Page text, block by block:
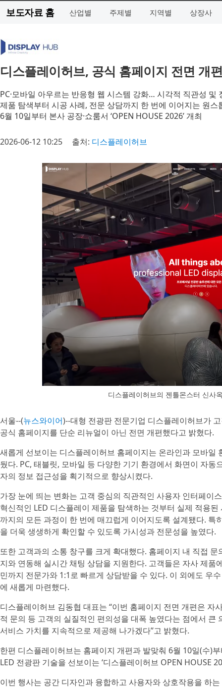
보도자료 홈 산업별 주제별 지역별 상장사
디스플레이허브, 공식 홈페이지 전면 개편
PC·모바일 아우르는 반응형 웹 시스템 강화… 시각적 직관성 및
제품 탐색부터 시공 사례, 전문 상담까지 한 번에 이어지는 원스
6월 10일부터 본사 공장·쇼룸서 ‘OPEN HOUSE 2026’ 개최
2026-06-12 10:25 출처: 디스플레이허브
디스플레이허브의 젠틀몬스터 신사
서울--(뉴스와이어)--대형 전광판 전문기업 디스플레이허브가
공식 홈페이지를 단순 리뉴얼이 아닌 전면 개편했다고 밝혔다.
새롭게 선보이는 디스플레이허브 홈페이지는 온라인과 모바일
뒀다. PC, 태블릿, 모바일 등 다양한 기기 환경에서 화면이 자
자의 정보 접근성을 획기적으로 향상시켰다.
가장 눈에 띄는 변화는 고객 중심의 직관적인 사용자 인터페이
혁신적인 LED 디스플레이 제품을 탐색하는 것부터 실제 적용
까지의 모든 과정이 한 번에 매끄럽게 이어지도록 설계됐다.
을 더욱 생생하게 확인할 수 있도록 가시성과 전문성을 높였다.
또한 고객과의 소통 창구를 크게 확대했다. 홈페이지 내 직접 문
지와 연동해 실시간 채팅 상담을 지원한다. 고객들은 자사 제품
민까지 전문가와 1:1로 빠르게 상담받을 수 있다. 이 외에도 우
에 새롭게 마련했다.
디스플레이허브 김동협 대표는 “이번 홈페이지 전면 개편은 자
적 문의 등 고객의 실질적인 편의성을 대폭 높였다는 점에서 큰
서비스 가치를 지속적으로 제공해 나가겠다”고 밝혔다.
한편 디스플레이허브는 홈페이지 개편과 발맞춰 6월 10일(수)
LED 전광판 기술을 선보이는 ‘디스플레이허브 OPEN HOUSE
이번 행사는 공간 디자인과 융합하고 사용자와 상호작용을 하